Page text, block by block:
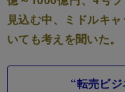
見込む中、ミドルキ
いても考えを聞いた。
“転売ビ